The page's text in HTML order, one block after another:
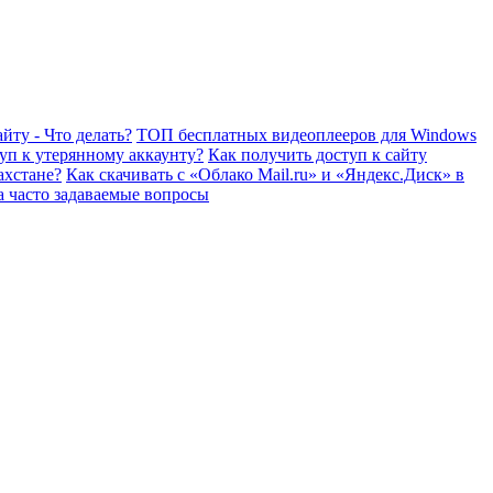
- Что делать? ТОП бесплатных видеоплееров для Windows
к утерянному аккаунту? Как получить доступ к сайту
Как скачивать с «Облако Mail.ru» и «Яндекс.Диск» в
задаваемые вопросы